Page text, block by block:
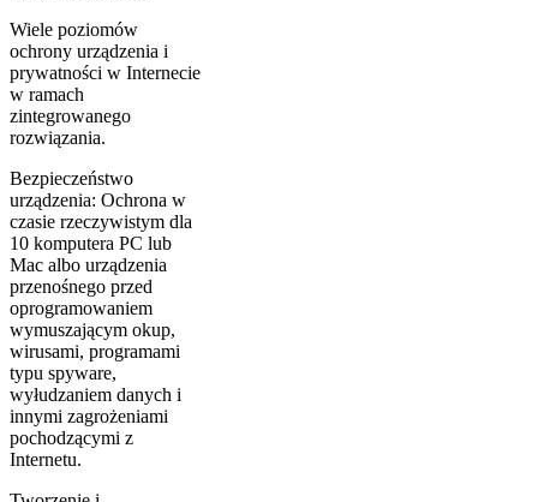
Wiele poziomów
ochrony urządzenia i
prywatności w Internecie
w ramach
zintegrowanego
rozwiązania.
Bezpieczeństwo
urządzenia: Ochrona w
czasie rzeczywistym dla
10 komputera PC lub
Mac albo urządzenia
przenośnego przed
oprogramowaniem
wymuszającym okup,
wirusami, programami
typu spyware,
wyłudzaniem danych i
innymi zagrożeniami
pochodzącymi z
Internetu.